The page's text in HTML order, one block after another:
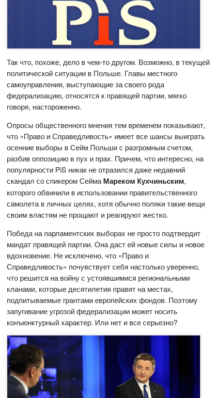
Так что, похоже, дело в чем-то другом. Возможно, в текущей
политической ситуации в Польше. Главы местного
самоуправления, выступающие за своего рода
федерализацию, относятся к правящей партии, мягко
говоря, настороженно.
Опросы общественного мнения тем временем показывают,
что «Право и Справедливость» имеет все шансы выиграть
осенние выборы в Сейм Польши с разгромным счетом,
разбив оппозицию в пух и прах. Причем, что интересно, на
популярности PiS никак не отразился даже недавний
скандал со спикером Сейма Мареком Кухчиньским,
которого обвинили в использовании правительственного
самолета в личных целях, хотя обычно поляки такие вещи
своим властям не прощают и реагируют жестко.
Победа на парламентских выборах не просто подтвердит
мандат правящей партии. Она даст ей новые силы и новое
вдохновение. Не исключено, что «Право и
Справедливость» почувствует себя настолько уверенно,
что решится на войну с устоявшимися региональными
кланами, которые десятилетия правят на местах,
подпитываемые грантами европейских фондов. Поэтому
запугивание угрозой федерализации может носить
конъюнктурный характер. Или нет и все серьезно?